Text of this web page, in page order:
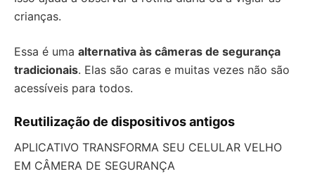
crianças.
Essa é uma alternativa às câmeras de segurança
tradicionais. Elas são caras e muitas vezes não são
acessíveis para todos.
Reutilização de dispositivos antigos
APLICATIVO TRANSFORMA SEU CELULAR VELHO
EM CÂMERA DE SEGURANÇA